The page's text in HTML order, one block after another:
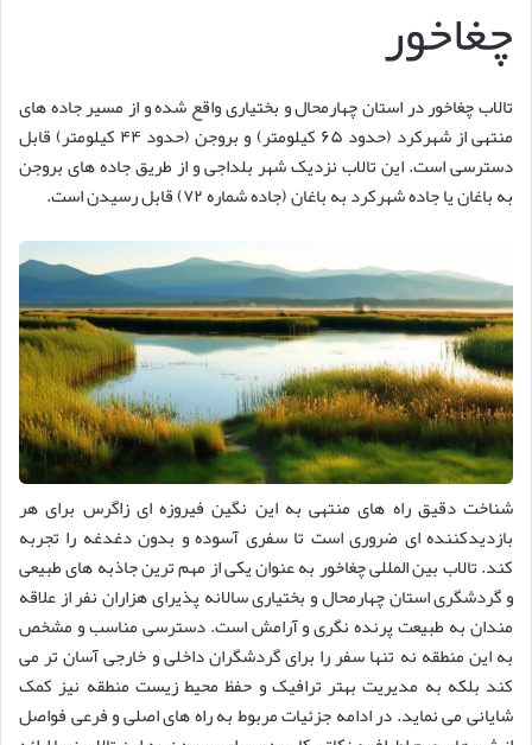
چغاخور
تالاب چغاخور در استان چهارمحال و بختیاری واقع شده و از مسیر جاده های
منتهی از شهرکرد (حدود ۶۵ کیلومتر) و بروجن (حدود ۴۴ کیلومتر) قابل
دسترسی است. این تالاب نزدیک شهر بلداجی و از طریق جاده های بروجن
به باغان یا جاده شهرکرد به باغان (جاده شماره ۷۲) قابل رسیدن است.
شناخت دقیق راه های منتهی به این نگین فیروزه ای زاگرس برای هر
بازدیدکننده ای ضروری است تا سفری آسوده و بدون دغدغه را تجربه
کند. تالاب بین المللی چغاخور به عنوان یکی از مهم ترین جاذبه های طبیعی
و گردشگری استان چهارمحال و بختیاری سالانه پذیرای هزاران نفر از علاقه
مندان به طبیعت پرنده نگری و آرامش است. دسترسی مناسب و مشخص
به این منطقه نه تنها سفر را برای گردشگران داخلی و خارجی آسان تر می
کند بلکه به مدیریت بهتر ترافیک و حفظ محیط زیست منطقه نیز کمک
شایانی می نماید. در ادامه جزئیات مربوط به راه های اصلی و فرعی فواصل